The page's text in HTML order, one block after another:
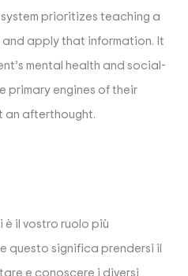
prioritizes teaching a
apply that information. It
mental health and social-
primary engines of their
an afterthought.
è il vostro ruolo più
questo significa prendersi il
e conoscere i diversi